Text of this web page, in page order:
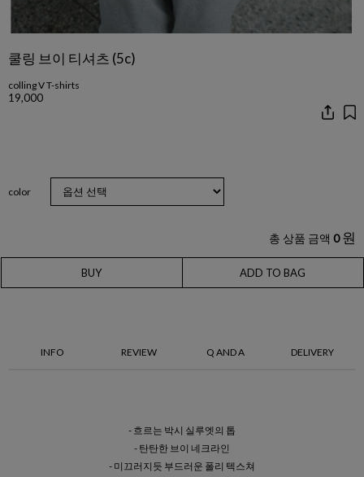
쿨링 브이 티셔츠 (5c)
colling V T-shirts
19,000
color
총 상품 금액 0 원
BUY ADD TO BAG
INFO REVIEW Q AND A DELIVERY
- 흐르는 박시 실루엣의 톱
- 탄탄한 브이 네크라인
- 미끄러지듯 부드러운 폴리 텍스쳐